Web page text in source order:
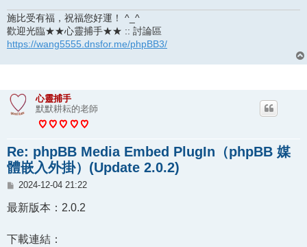
施比受有福，祝福您好運！ ^_^
歡迎光臨★★心靈捕手★★ :: 討論區
https://wang5555.dnsfor.me/phpBB3/
心靈捕手
默默耕耘的老師
Re: phpBB Media Embed PlugIn（phpBB 媒
體嵌入外掛）(Update 2.0.2)
文
2024-12-04 21:22
最新版本：2.0.2
下載連結：